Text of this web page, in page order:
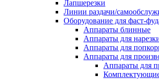
Лапшерезки
Линии раздачи/
Оборудование для фаст-
Аппараты блинные
Аппараты для
Аппараты для
Аппараты для
Аппараты для
Комплектующие